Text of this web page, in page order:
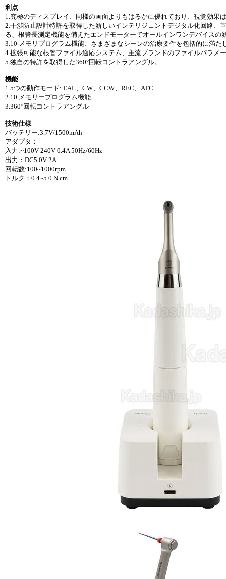
利点
1.究極のディスプレイ、同様の画面よりもはるかに優れており、視覚効果
2.干渉防止設計特許を取得した新しいインテリジェントデジタル化回路
る、根管長測定機能を備えたエンドモーターでオールインワンデバイスの
3.10 メモリプログラム機能、さまざまなシーンの治療要件を包括的に満た
4.拡張可能な根管ファイル適応システム、主流ブランドのファイルパラメ
5.独自の特許を取得した360°回転コントラアングル。
機能
1.5つの動作モード: EAL、CW、CCW、REC、ATC
2.10 メモリープログラム機能
3.360°回転コントラアングル
技術仕様
バッテリー:3.7V/1500mAh
アダプタ：
入力:~100V-240V 0.4A 50Hz/60Hz
出力：DC5.0V 2A
回転数:100~1000rpm
トルク：0.4~5.0 N.cm